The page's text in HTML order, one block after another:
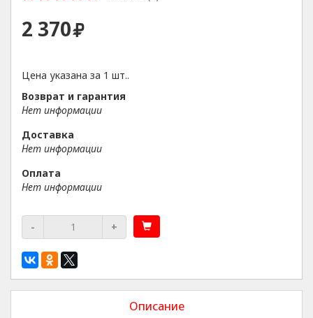
2 370
Цена указана за 1 шт..
Возврат и гарантия
Нет информации
Доставка
Нет информации
Оплата
Нет информации
- +
Описание